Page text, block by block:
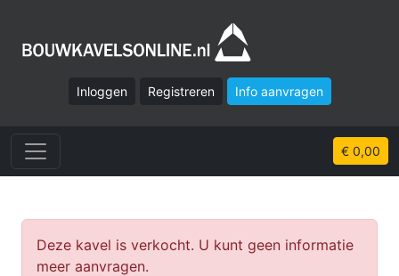
Inloggen Registreren Info aanvragen
€ 0,00
Deze kavel is verkocht. U kunt geen informatie
meer aanvragen.